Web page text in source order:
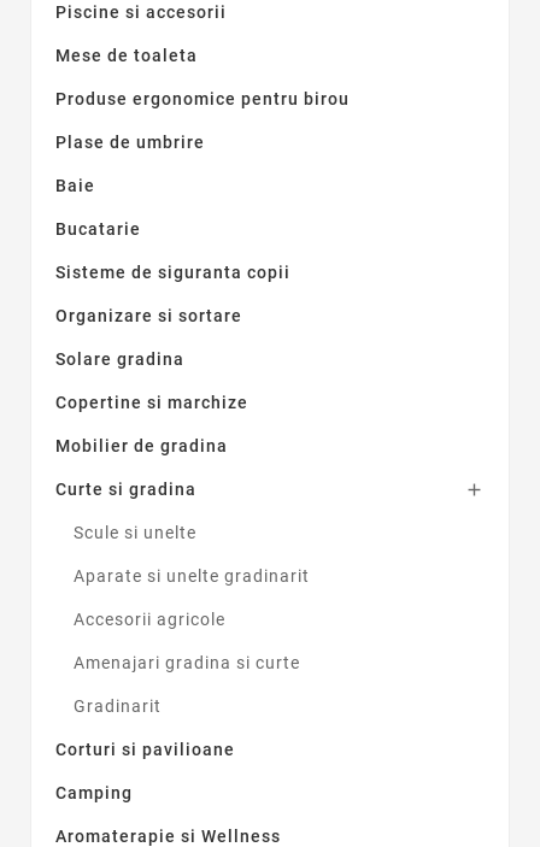
Piscine si accesorii
Mese de toaleta
Produse ergonomice pentru birou
Plase de umbrire
Baie
Bucatarie
Sisteme de siguranta copii
Organizare si sortare
Solare gradina
Copertine si marchize
Mobilier de gradina
Curte si gradina 
Scule si unelte
Aparate si unelte gradinarit
Accesorii agricole
Amenajari gradina si curte
Gradinarit
Corturi si pavilioane
Camping
Aromaterapie si Wellness